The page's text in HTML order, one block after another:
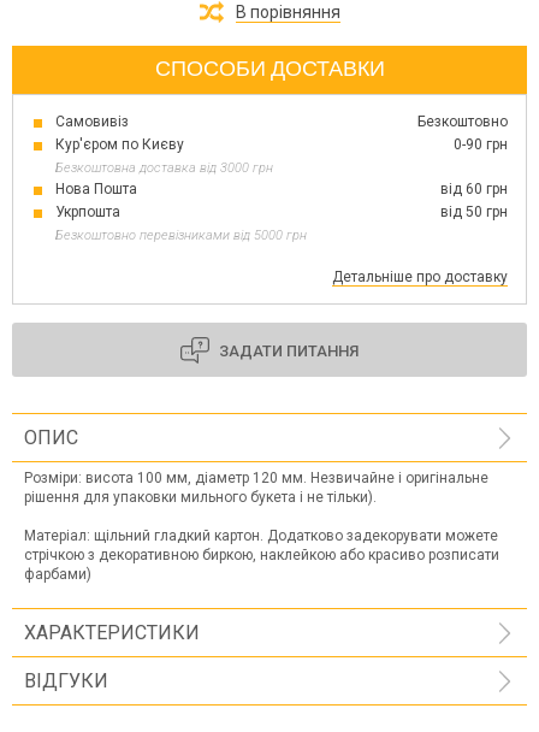
В порівняння
СПОСОБИ ДОСТАВКИ
Самовивіз
Безкоштовно
Кур'єром по Києву
0-90 грн
Безкоштовна доставка від 3000 грн
Нова Пошта
від 60 грн
Укрпошта
від 50 грн
Безкоштовно перевізниками від 5000 грн
Детальніше про доставку
ЗАДАТИ ПИТАННЯ
ОПИС
Розміри: висота 100 мм, діаметр 120 мм. Незвичайне і оригінальне
рішення для упаковки мильного букета і не тільки).
Матеріал: щільний гладкий картон. Додатково задекорувати можете
стрічкою з декоративною биркою, наклейкою або красиво розписати
фарбами)
ХАРАКТЕРИСТИКИ
ВІДГУКИ